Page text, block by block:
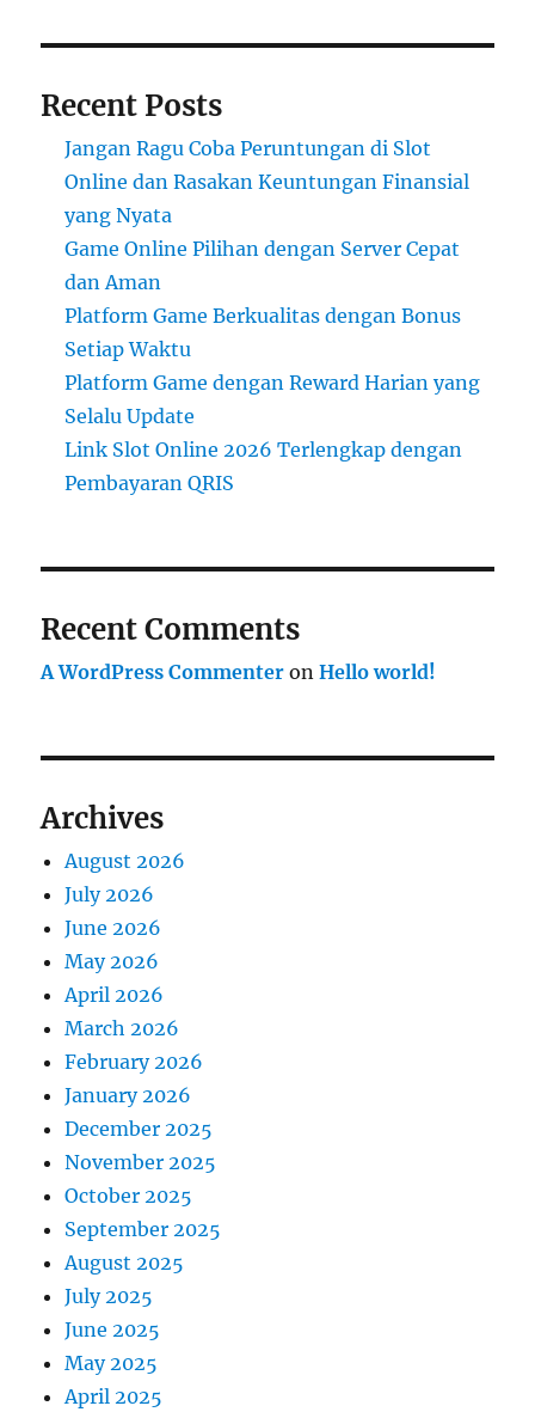
Recent Posts
Jangan Ragu Coba Peruntungan di Slot
Online dan Rasakan Keuntungan Finansial
yang Nyata
Game Online Pilihan dengan Server Cepat
dan Aman
Platform Game Berkualitas dengan Bonus
Setiap Waktu
Platform Game dengan Reward Harian yang
Selalu Update
Link Slot Online 2026 Terlengkap dengan
Pembayaran QRIS
Recent Comments
A WordPress Commenter onHello world!
Archives
August 2026
July 2026
June 2026
May 2026
April 2026
March 2026
February 2026
January 2026
December 2025
November 2025
October 2025
September 2025
August 2025
July 2025
June 2025
May 2025
April 2025